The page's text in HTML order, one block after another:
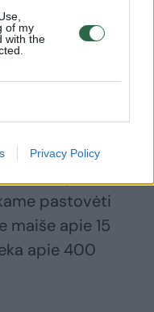
of my
with the
Privacy Policy
pastovėti
maiše apie 15
apie 400